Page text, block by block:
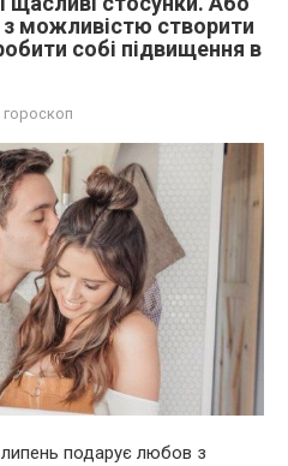
можливістю створити
собі підвищення в
гороскоп
подарує любов з